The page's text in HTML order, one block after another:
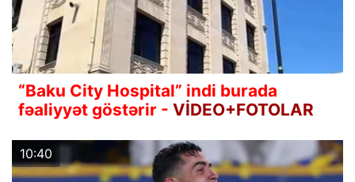
“Baku City Hospital” indi burada
fəaliyyət göstərir - VİDEO+FOTOLAR
10:40